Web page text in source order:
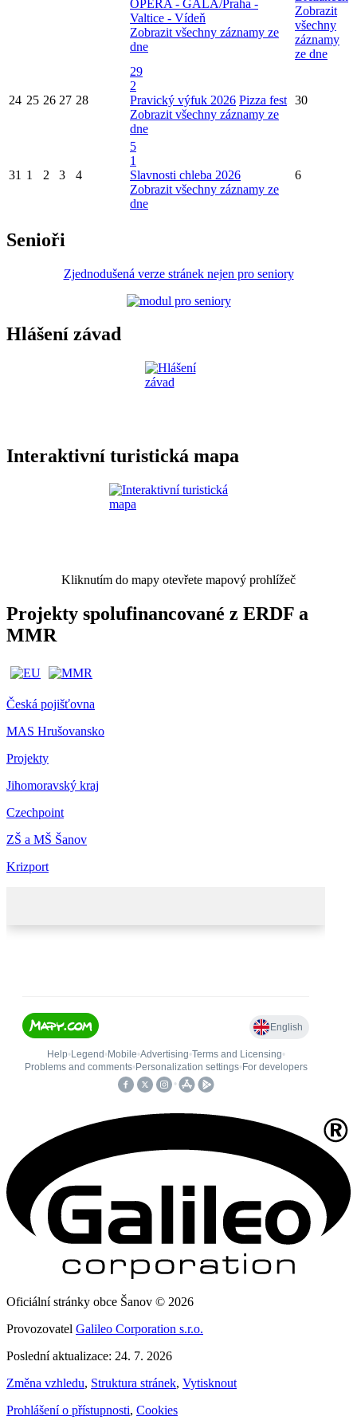
OPERA - GALA/Praha -
Valtice - Vídeň
Zobrazit všechny záznamy ze
dne
Zobrazit
všechny
záznamy
ze dne
24 25 26 27 28
29
2
Pravický výfuk 2026 Pizza fest
Zobrazit všechny záznamy ze
dne
30
31 1 2 3 4
5
1
Slavnosti chleba 2026
Zobrazit všechny záznamy ze
dne
6
Senioři
Zjednodušená verze stránek nejen pro seniory
Hlášení závad
Interaktivní turistická mapa
Kliknutím do mapy otevřete mapový prohlížeč
Projekty spolufinancované z ERDF a
MMR
Česká pojišťovna
MAS Hrušovansko
Projekty
Jihomoravský kraj
Czechpoint
ZŠ a MŠ Šanov
Krizport
Oficiální stránky obce Šanov © 2026
Provozovatel Galileo Corporation s.r.o.
Poslední aktualizace: 24. 7. 2026
Změna vzhledu, Struktura stránek, Vytisknout
Prohlášení o přístupnosti, Cookies